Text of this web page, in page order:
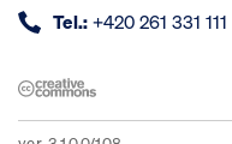
Tel.: +420 261 331 111